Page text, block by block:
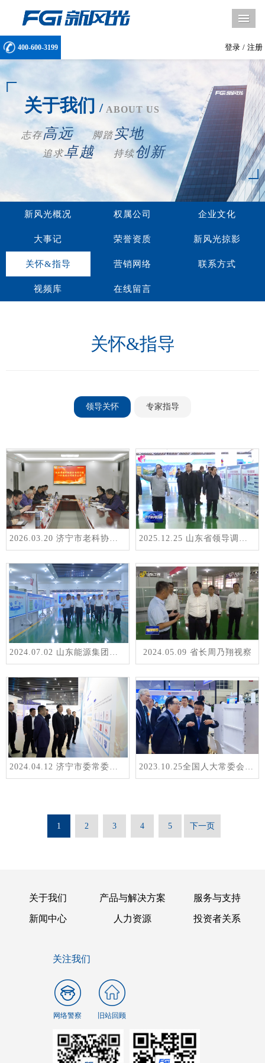
登录 / 注册
400-600-3199
会员咨询
关于我们 / ABOUT US
志存高远脚踏实地
追求卓越 持续创新
新风光概况 权属公司 企业文化
大事记 荣誉资质 新风光掠影
关怀&指导 营销网络 联系方式
视频库 在线留言
关怀&指导
领导关怀 专家指导
2024.07.02 山东能源集团总经理周鸿调研 2024.05.09 省长周乃翔视察
1 2 3 4 5 下一页
关于我们 产品与解决方案 服务与支持
新闻中心 人力资源 投资者关系
关注我们
网络警察 旧站回顾